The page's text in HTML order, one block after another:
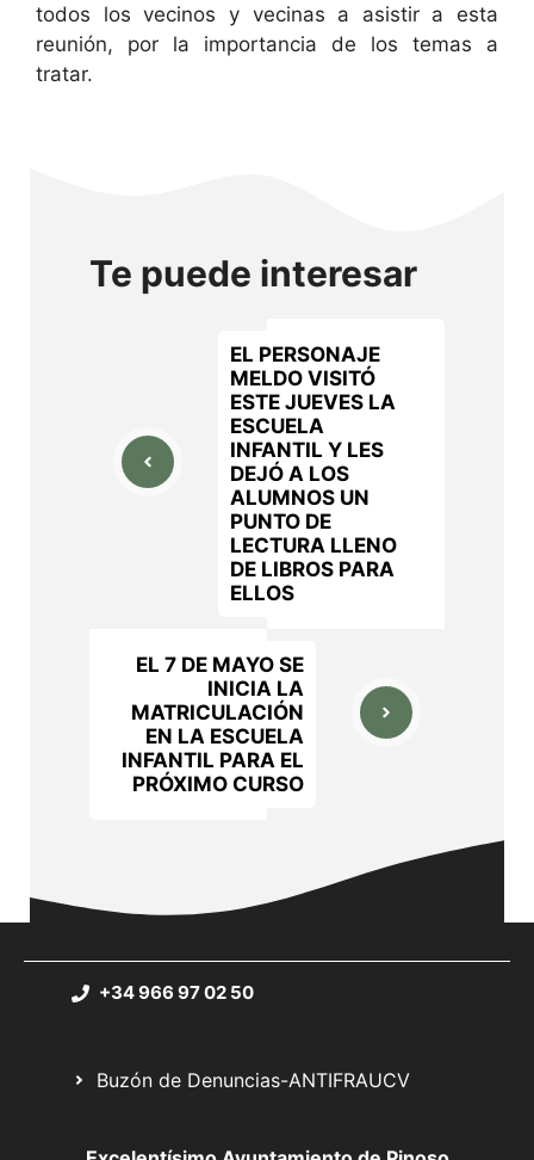
todos los vecinos y vecinas a asistir a esta
reunión, por la importancia de los temas a
tratar.
Te puede interesar
EL PERSONAJE
MELDO VISITÓ
ESTE JUEVES LA
ESCUELA
INFANTIL Y LES
DEJÓ A LOS
ALUMNOS UN
PUNTO DE
LECTURA LLENO
DE LIBROS PARA
ELLOS
EL 7 DE MAYO SE
INICIA LA
MATRICULACIÓN
EN LA ESCUELA
INFANTIL PARA EL
PRÓXIMO CURSO
+34 966 97 02 50
Buzón de Denuncias-ANTIFRAUCV